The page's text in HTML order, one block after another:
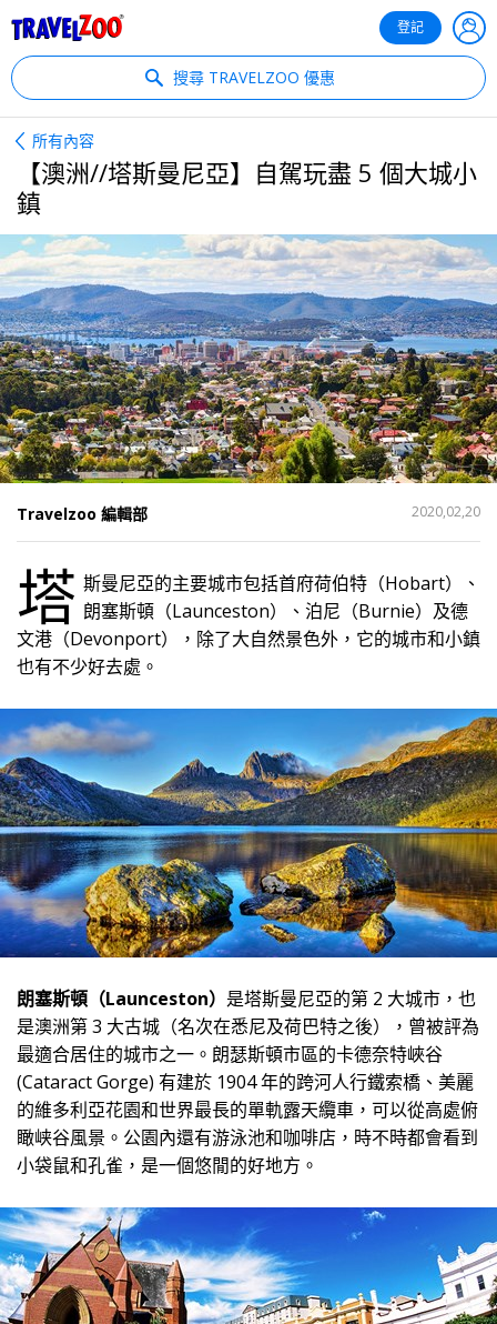
登記
搜尋 TRAVELZOO 優惠
所有內容
【澳洲//塔斯曼尼亞】自駕玩盡 5 個大城小
鎮
Travelzoo 編輯部 2020,02,20
分
享
32
塔 斯曼尼亞的主要城市包括首府荷伯特（Hobart）、
朗塞斯頓（Launceston）、泊尼（Burnie）及德
文港（Devonport），除了大自然景色外，它的城市和小鎮
也有不少好去處。
朗塞斯頓（Launceston） 是塔斯曼尼亞的第 2 大城市，也
是澳洲第 3 大古城（名次在悉尼及荷巴特之後），曾被評為
最適合居住的城市之一。朗瑟斯頓市區的卡德奈特峽谷
(Cataract Gorge) 有建於 1904 年的跨河人行鐵索橋、美麗
的維多利亞花園和世界最長的單軌露天纜車，可以從高處俯
瞰峡谷風景。公園內還有游泳池和咖啡店，時不時都會看到
小袋鼠和孔雀，是一個悠閒的好地方。